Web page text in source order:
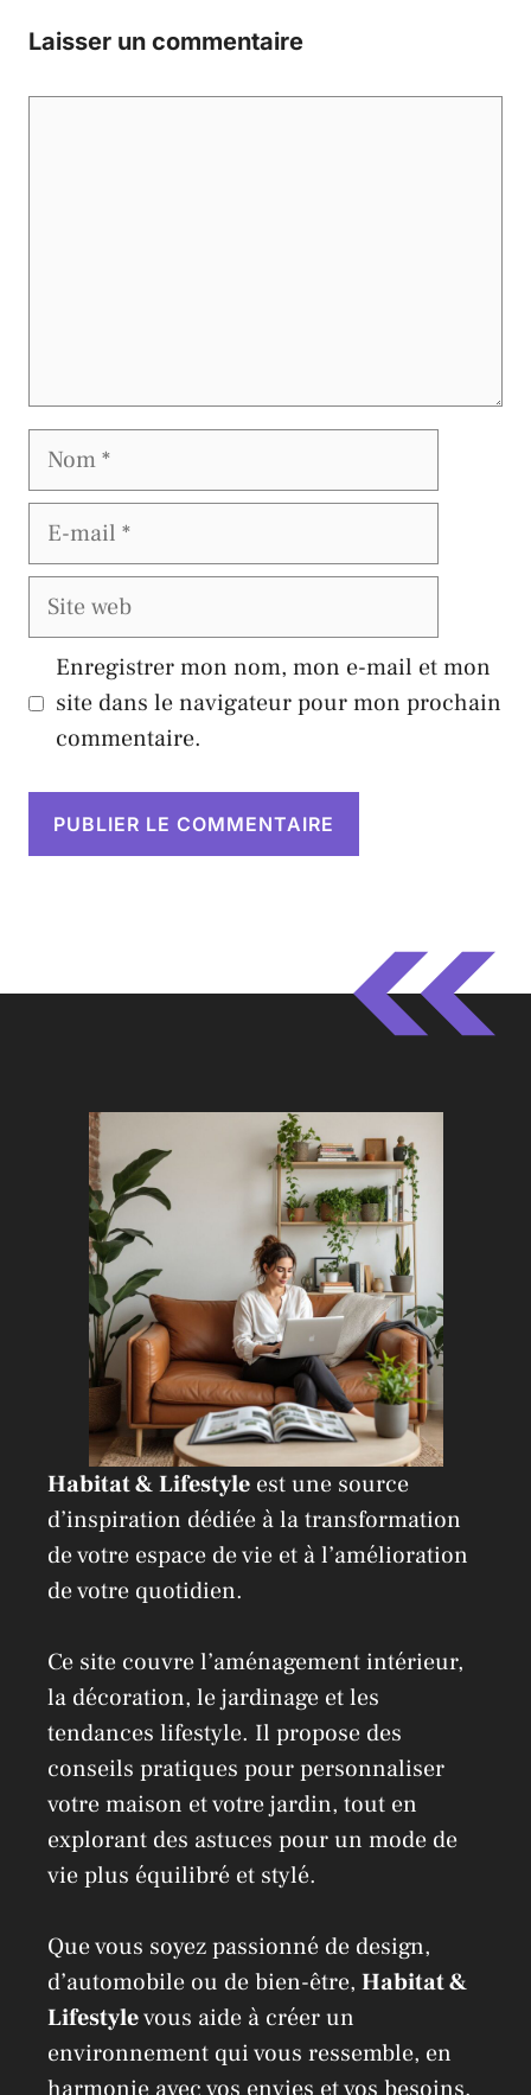
Laisser un commentaire
Nom
E-
Site
Enregistrer mon nom, mon e-mail et mon
site dans le navigateur pour mon prochain
commentaire.
e
Habitat & Lifestyle est une source
d’inspiration dédiée à la transformation
de votre espace de vie et à l’amélioration
de votre quotidien.
Ce site couvre l’aménagement intérieur,
la décoration, le jardinage et les
tendances lifestyle. Il propose des
conseils pratiques pour personnaliser
votre maison et votre jardin, tout en
explorant des astuces pour un mode de
vie plus équilibré et stylé.
Que vous soyez passionné de design,
d’automobile ou de bien-être, Habitat &
Lifestylevous aide à créer un
environnement qui vous ressemble, en